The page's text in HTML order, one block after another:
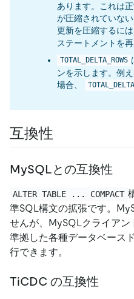
あります。これは
が圧縮されていな
更新を圧縮するには
ステートメントを
TOTAL_DELTA_ROWS
ンを示します。例
場合、
互換性
MySQLとの互換性
ALTER TABLE ... COMPACT
準SQL構文の拡張です。
せんが、MySQLクライア
準拠した各種データベース
行できます。
TiCDC の互換性